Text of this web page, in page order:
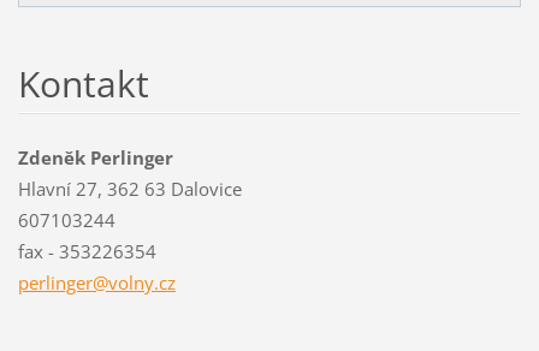
Kontakt
Zdeněk Perlinger
Hlavní 27, 362 63 Dalovice
607103244
fax - 353226354
perlinger@volny.cz